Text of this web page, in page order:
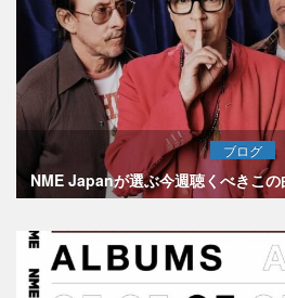
ブログ
NME Japanが選ぶ今週聴くべきこ